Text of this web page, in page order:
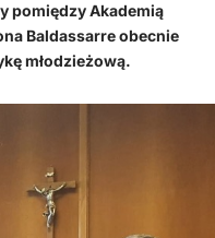
pomiędzy Akademią
Baldassarre obecnie
młodzieżową.